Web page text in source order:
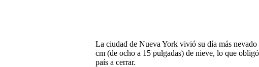
La ciudad de Nueva York vivió su día más
cm (de ocho a 15 pulgadas) de nieve, lo que
país a cerrar.